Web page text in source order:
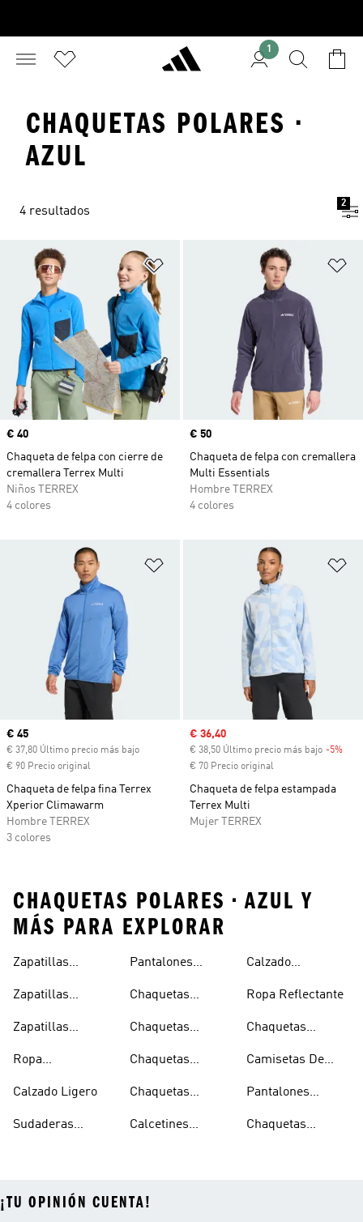
1
CHAQUETAS POLARES ·
AZUL
4 resultados
2
Añadir a la lista de deseos
Precio
€ 40
Chaqueta de felpa con cierre de
cremallera Terrex Multi
Niños TERREX
4 colores
Precio
€ 50
Chaqueta de felpa con cremallera
Multi Essentials
Hombre TERREX
4 colores
Añadir a la lista de deseos
Precio actual
€ 45
€ 37,80 Último precio más bajo
€ 90 Precio original
Chaqueta de felpa fina Terrex
Xperior Climawarm
Hombre TERREX
3 colores
Precio de venta
€ 36,40
€ 38,50 Último precio más bajo -5%
€ 70 Precio original
Chaqueta de felpa estampada
Terrex Multi
Mujer TERREX
CHAQUETAS POLARES • AZUL Y
MÁS PARA EXPLORAR
Zapatillas
Mujer
Zapatillas
Hombre
Zapatillas
Niños
Ropa
Calzado Ligero
Sudaderas
Capucha
Pantalones
Ligeros
Chaquetas
Chaquetas
Chaquetas
Hombre
Chaquetas
Mujer
Calcetines
Calzado
Ropa Reflectante
Chaquetas
Camisetas De
Pantalones
Chaquetas
¡TU OPINIÓN CUENTA!